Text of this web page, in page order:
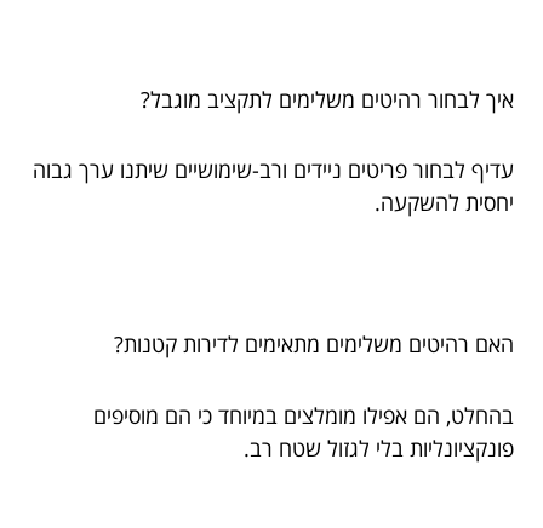
איך לבחור רהיטים משלימים לתקציב מוגבל?
עדיף לבחור פריטים ניידים ורב-שימושיים שיתנו ערך גבוה
יחסית להשקעה.
האם רהיטים משלימים מתאימים לדירות קטנות?
בהחלט, הם אפילו מומלצים במיוחד כי הם מוסיפים
פונקציונליות בלי לגזול שטח רב.